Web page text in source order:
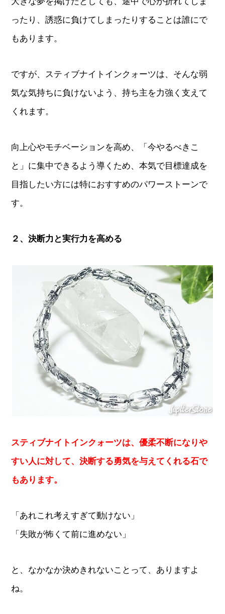
ったり、誘惑に負けてしまったりすることは誰にで
もあります。
ですが、スティブナイトインクォーツは、そんな弱
気な気持ちに負けないよう、持ち主を力強く支えて
くれます。
向上心やモチベーションを高め、「今やるべきこ
と」に集中できるよう導くため、本気で目標達成を
目指したい方には特におすすめのパワーストーンで
す。
２、決断力と実行力を高める
スティブナイトインクォーツは、優柔不断になりや
すい人に対して、決断する勇気を与えてくれる石で
もあります。
「あれこれ考えすぎて動けない」
「失敗が怖くて前に進めない」
と、なかなか決めきれないことって、ありますよ
ね。